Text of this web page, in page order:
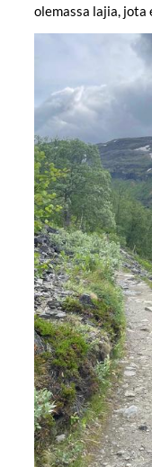
olemassa lajia,